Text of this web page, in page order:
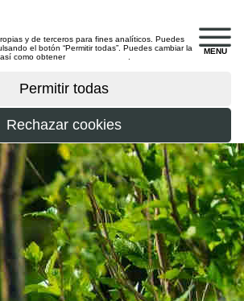
MENU
y de terceros para fines analíticos. Puedes
el botón “Permitir todas”. Puedes cambiar la
así como obtener